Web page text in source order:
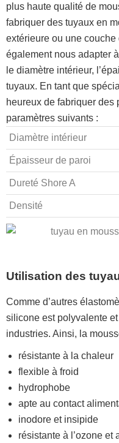
plus haute qualité de
fabriquer des tuyaux en
extérieure ou une
également nous adapter
le diamètre intérieur,
tuyaux. En tant que
heureux de fabriquer des
paramètres suivants :
Diamètre intérieur
Épaisseur de paroi
Dureté Shore A
Densité
Utilisation des
Comme d’autres
silicone est polyvalente
industries. Ainsi, la
résistante à la chaleur
flexible à froid
hydrophobe
apte au contact
inodore et insipide
résistante à l’ozone et